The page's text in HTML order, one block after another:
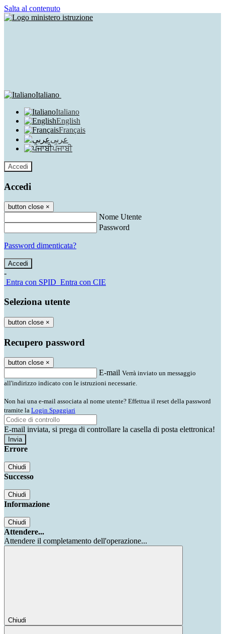
Salta al contenuto
Italiano
Italiano
English
Français
عربى
ਪੰਜਾਬੀ
Accedi
Accedi
button close ×
Nome Utente
Password
Password dimenticata?
-
Entra con SPID Entra con CIE
Seleziona utente
button close ×
Recupero password
button close ×
E-mail Verrà inviato un messaggio
all'indirizzo indicato con le istruzioni necessarie.
Non hai una e-mail associata al nome utente? Effettua il reset della password
tramite la Login Spaggiari
E-mail inviata, si prega di controllare la casella di posta elettronica!
Errore
Chiudi
Successo
Chiudi
Informazione
Chiudi
Attendere...
Attendere il completamento dell'operazione...
Chiudi